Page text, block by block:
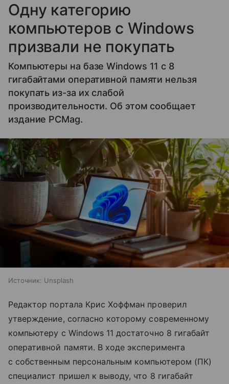
Одну категорию
компьютеров с Windows
призвали не покупать
Компьютеры на базе Windows 11 c 8
гигабайтами оперативной памяти нельзя
покупать из-за их слабой
производительности. Об этом сообщает
издание PCMag.
Источник: Unsplash
Редактор портала Крис Хоффман проверил
утверждение, согласно которому современному
компьютеру с Windows 11 достаточно 8 гигабайт
оперативной памяти. В ходе эксперимента
с собственным персональным компьютером (ПК)
специалист пришел к выводу, что 8 гигабайт